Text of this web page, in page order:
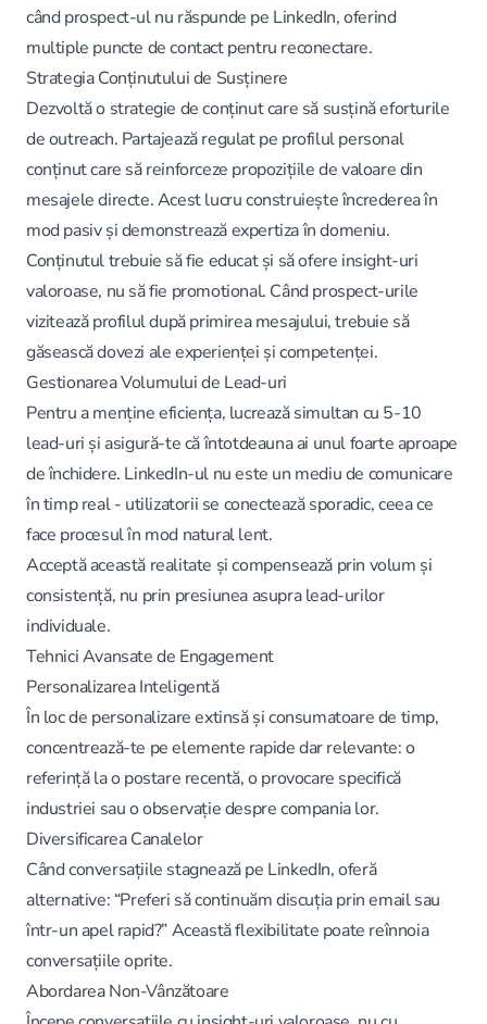
când prospect-ul nu răspunde pe LinkedIn, oferind
multiple puncte de contact pentru reconectare.
Strategia Conținutului de Susținere
Dezvoltă o strategie de conținut care să susțină eforturile
de outreach. Partajează regulat pe profilul personal
conținut care să reinforceze propozițiile de valoare din
mesajele directe. Acest lucru construiește încrederea în
mod pasiv și demonstrează expertiza în domeniu.
Conținutul trebuie să fie educat și să ofere insight-uri
valoroase, nu să fie promotional. Când prospect-urile
vizitează profilul după primirea mesajului, trebuie să
găsească dovezi ale experienței și competenței.
Gestionarea Volumului de Lead-uri
Pentru a menține eficiența, lucrează simultan cu 5-10
lead-uri și asigură-te că întotdeauna ai unul foarte aproape
de închidere. LinkedIn-ul nu este un mediu de comunicare
în timp real - utilizatorii se conectează sporadic, ceea ce
face procesul în mod natural lent.
Acceptă această realitate și compensează prin volum și
consistență, nu prin presiunea asupra lead-urilor
individuale.
Tehnici Avansate de Engagement
Personalizarea Inteligentă
În loc de personalizare extinsă și consumatoare de timp,
concentrează-te pe elemente rapide dar relevante: o
referință la o postare recentă, o provocare specifică
industriei sau o observație despre compania lor.
Diversificarea Canalelor
Când conversațiile stagnează pe LinkedIn, oferă
alternative: “Preferi să continuăm discuția prin email sau
într-un apel rapid?” Această flexibilitate poate reînnoia
conversațiile oprite.
Abordarea Non-Vânzătoare